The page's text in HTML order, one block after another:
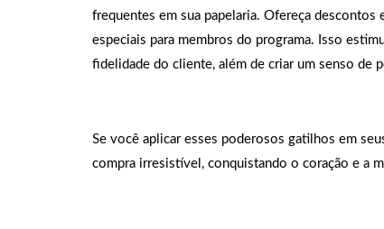
frequentes em sua papelaria. Ofereça
especiais para membros do programa. Isso
fidelidade do cliente, além de criar um senso de
Se você aplicar esses poderosos gatilhos em
compra irresistível, conquistando o coração e a